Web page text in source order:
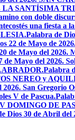
LA SANTÍSIMA
con doble
una fiesta a
Palabra de
22 de Mayo de
de Mayo del 2026.
de Mayo del 2026.
Palabra
NEREO y
San Gregorio
V de Pascua.
V DOMINGO DE
Dios 30 de Abril del